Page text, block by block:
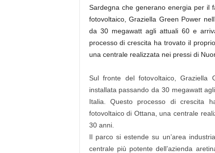
Sardegna che generano energia per il
fotovoltaico, Graziella Green Power
da 30 megawatt agli attuali 60 e
processo di crescita ha trovato il
una centrale realizzata nei pressi di
Sul fronte del fotovoltaico, Graziella
installata passando da 30 megawatt
Italia. Questo processo di crescita
fotovoltaico di Ottana, una centrale
30 anni.
Il parco si estende su un’area
centrale più potente dell’azienda